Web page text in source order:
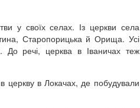
у своїх селах. Із церкви села
Старопорицька й Орища. Усі
До речі, церква в Іваничах теж
церкву в Локачах, де побудували